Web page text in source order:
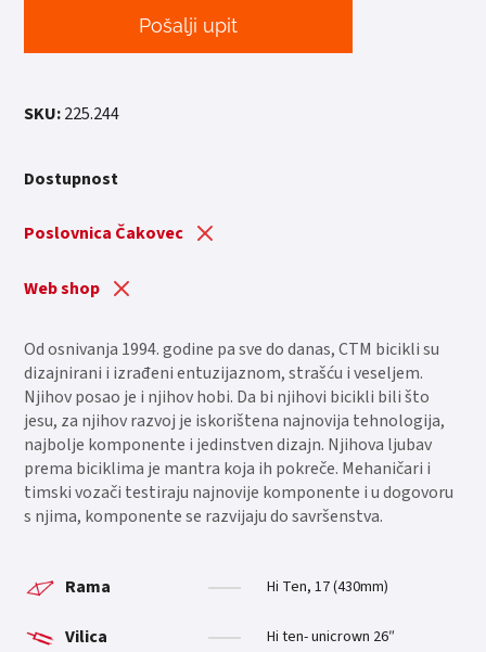
Pošalji upit
SKU:225.244
Dostupnost
Poslovnica Čakovec
Web shop
Od osnivanja 1994. godine pa sve do danas, CTM bicikli su
dizajnirani i izrađeni entuzijaznom, strašću i veseljem.
Njihov posao je i njihov hobi. Da bi njihovi bicikli bili što
jesu, za njihov razvoj je iskorištena najnovija tehnologija,
najbolje komponente i jedinstven dizajn. Njihova ljubav
prema biciklima je mantra koja ih pokreče. Mehaničari i
timski vozači testiraju najnovije komponente i u dogovoru
s njima, komponente se razvijaju do savršenstva.
Rama Hi Ten, 17 (430mm)
Vilica Hi ten- unicrown 26″